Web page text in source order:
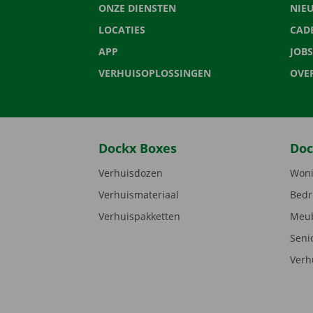
ONZE DIENSTEN
LOCATIES
APP
VERHUISOPLOSSINGEN
JOBS
Dockx Boxes
Verhuisdozen
Verhuismateriaal
Verhuispakketten